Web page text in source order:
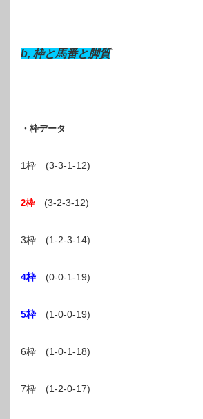
b, 枠と馬番と脚質
・枠データ
1枠 (3-3-1-12)
2枠(3-2-3-12)
3枠 (1-2-3-14)
4枠 (0-0-1-19)
5枠 (1-0-0-19)
6枠 (1-0-1-18)
7枠 (1-2-0-17)